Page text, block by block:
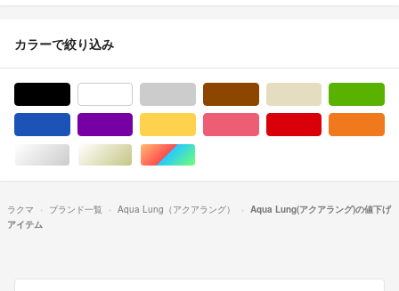
カラーで絞り込み
シルバー/銀色系ゴールド/金色系マルチカラー
ラクマ ブランド一覧 Aqua Lung（アクアラング）
Aqua Lung(アクアラング)の値下げ
アイテム